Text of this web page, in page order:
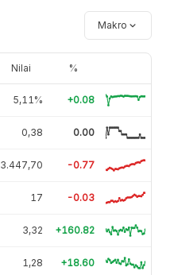
Makro
Nilai %
5,11% +0.08
0,38 0.00
3.447,70 -0.77
17 -0.03
3,32 +160.82
1,28 +18.60